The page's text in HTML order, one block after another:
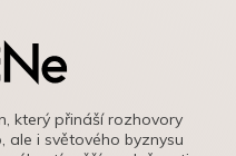
který přináší rozhovory
ale i světového byznysu